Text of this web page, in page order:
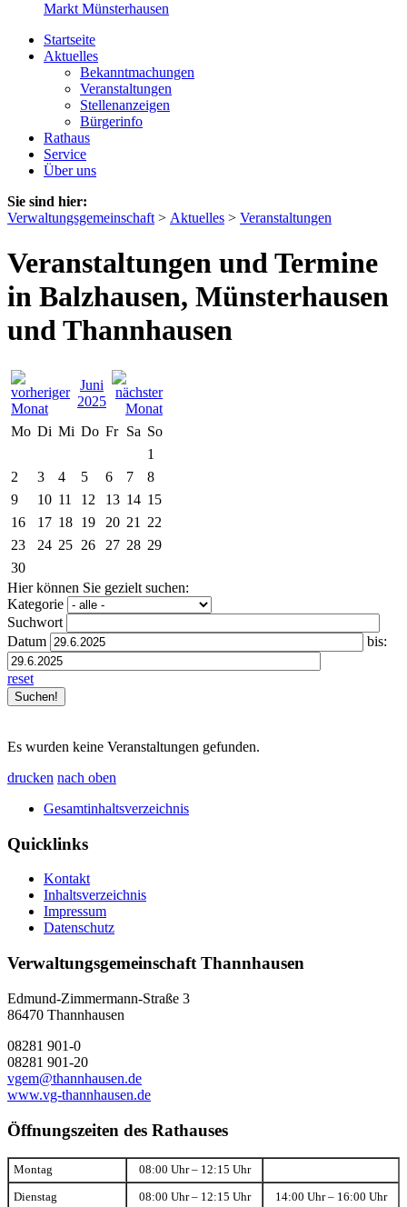
Markt Münsterhausen
Startseite
Aktuelles
Bekanntmachungen
Veranstaltungen
Stellenanzeigen
Bürgerinfo
Rathaus
Service
Über uns
Sie sind hier:
Verwaltungsgemeinschaft > Aktuelles > Veranstaltungen
Veranstaltungen und Termine
in Balzhausen, Münsterhausen
und Thannhausen
Juni
2025
Mo Di Mi Do Fr Sa So
1
2
3 4 5 6 7
8
9
10 11 12 13 14 15
16
17 18 19 20 21
22
23
24 25 26 27 28 29
30
Hier können Sie gezielt suchen:
Kategorie
Suchwort
Datum
bis:
reset
Es wurden keine Veranstaltungen gefunden.
drucken nach oben
Gesamtinhaltsverzeichnis
Quicklinks
Kontakt
Inhaltsverzeichnis
Impressum
Datenschutz
Verwaltungsgemeinschaft Thannhausen
Edmund-Zimmermann-Straße 3
86470 Thannhausen
08281 901-0
08281 901-20
vgem@thannhausen.de
www.vg-thannhausen.de
Öffnungszeiten des Rathauses
Montag 08:00 Uhr – 12:15 Uhr
Dienstag 08:00 Uhr – 12:15 Uhr 14:00 Uhr – 16:00 Uhr